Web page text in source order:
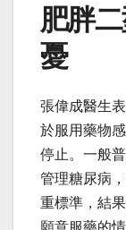
肥胖
憂
張偉成醫生
於服用藥物
停止。一般
管理糖尿病
重標準，結